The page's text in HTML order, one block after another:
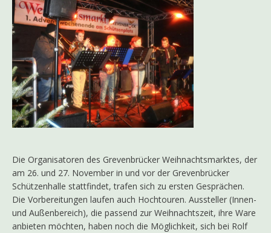
Die Organisatoren des Grevenbrücker Weihnachtsmarktes, der
am 26. und 27. November in und vor der Grevenbrücker
Schützenhalle stattfindet, trafen sich zu ersten Gesprächen.
Die Vorbereitungen laufen auch Hochtouren. Aussteller (Innen-
und Außenbereich), die passend zur Weihnachtszeit, ihre Ware
anbieten möchten, haben noch die Möglichkeit, sich bei Rolf